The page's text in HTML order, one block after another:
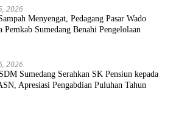
2026
Menyengat, Pedagang Pasar Wado
Pemkab Sumedang Benahi Pengelolaan
2026
Sumedang Serahkan SK Pensiun kepada
Apresiasi Pengabdian Puluhan Tahun